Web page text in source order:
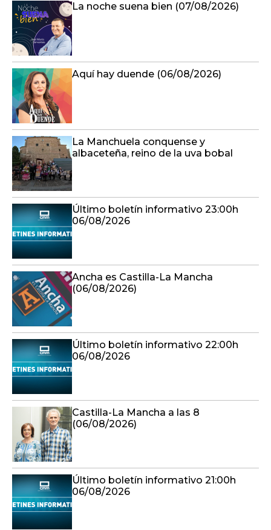
La noche suena bien (07/08/2026)
Aquí hay duende (06/08/2026)
La Manchuela conquense y
albaceteña, reino de la uva bobal
Último boletín informativo 23:00h
06/08/2026
Ancha es Castilla-La Mancha
(06/08/2026)
Último boletín informativo 22:00h
06/08/2026
Castilla-La Mancha a las 8
(06/08/2026)
Último boletín informativo 21:00h
06/08/2026